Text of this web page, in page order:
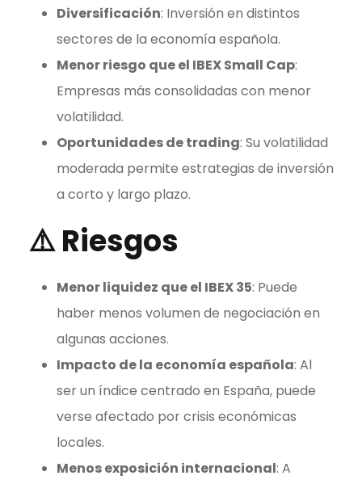
Diversificación: Inversión en distintos
sectores de la economía española.
Menor riesgo que el IBEX Small Cap:
Empresas más consolidadas con menor
volatilidad.
Oportunidades detrading: Su volatilidad
moderada permite estrategias de inversión
a corto y largo plazo.
⚠️Riesgos
Menor liquidez que el IBEX 35: Puede
haber menos volumen de negociación en
algunas acciones.
Impacto de la economía española: Al
ser un índice centrado en España, puede
verse afectado por crisis económicas
locales.
Menos exposición internacional: A